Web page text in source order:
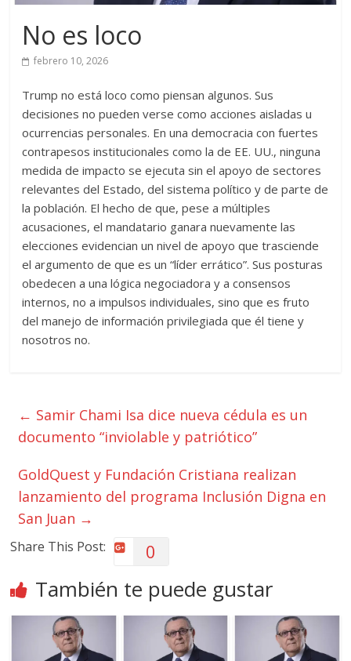
No es loco
febrero 10, 2026
Trump no está loco como piensan algunos. Sus
decisiones no pueden verse como acciones aisladas u
ocurrencias personales. En una democracia con fuertes
contrapesos institucionales como la de EE. UU., ninguna
medida de impacto se ejecuta sin el apoyo de sectores
relevantes del Estado, del sistema político y de parte de
la población. El hecho de que, pese a múltiples
acusaciones, el mandatario ganara nuevamente las
elecciones evidencian un nivel de apoyo que trasciende
el argumento de que es un “líder errático”. Sus posturas
obedecen a una lógica negociadora y a consensos
internos, no a impulsos individuales, sino que es fruto
del manejo de información privilegiada que él tiene y
nosotros no.
← Samir Chami Isa dice nueva cédula es un
documento “inviolable y patriótico”
GoldQuest y Fundación Cristiana realizan
lanzamiento del programa Inclusión Digna en
San Juan →
Share This Post: 0
También te puede gustar